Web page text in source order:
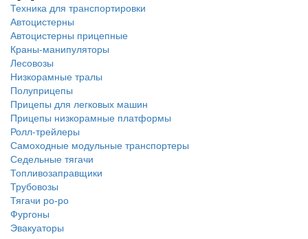
Техника для транспортировки
Автоцистерны
Автоцистерны прицепные
Краны-манипуляторы
Лесовозы
Низкорамные тралы
Полуприцепы
Прицепы для легковых машин
Прицепы низкорамные платформы
Ролл-трейлеры
Самоходные модульные транспортеры
Седельные тягачи
Топливозаправщики
Трубовозы
Тягачи ро-ро
Фургоны
Эвакуаторы